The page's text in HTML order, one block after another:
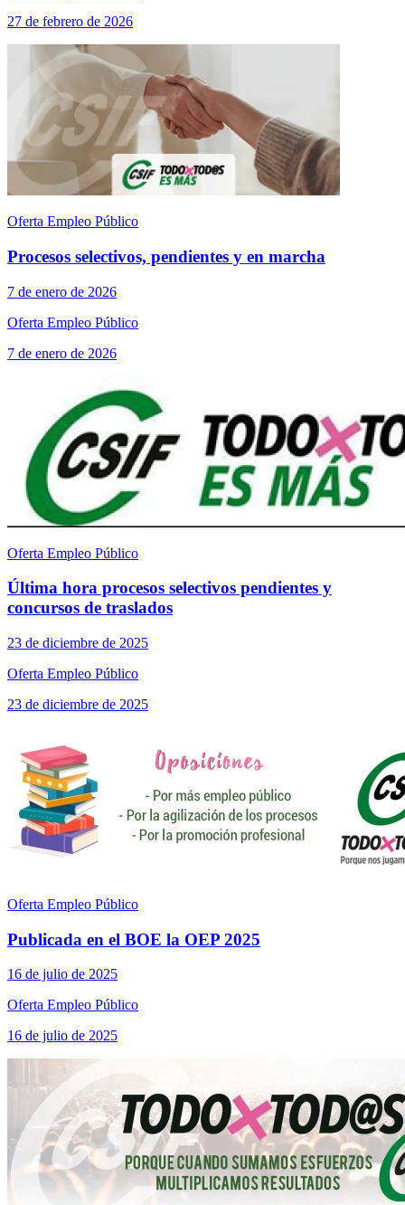
27 de febrero de 2026
Oferta Empleo Público
Procesos selectivos, pendientes y en marcha
7 de enero de 2026
Oferta Empleo Público
7 de enero de 2026
Oferta Empleo Público
Última hora procesos selectivos pendientes y
concursos de traslados
23 de diciembre de 2025
Oferta Empleo Público
23 de diciembre de 2025
Oferta Empleo Público
Publicada en el BOE la OEP 2025
16 de julio de 2025
Oferta Empleo Público
16 de julio de 2025